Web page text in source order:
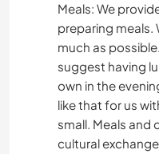
Meals: We
preparing meals.
much as
suggest having
own in the
like that for us
small. Meals and
cultural